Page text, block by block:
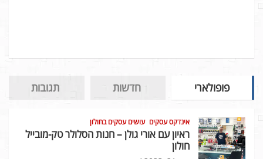
פופולארי חדשות תגובות
אינדקס עסקים עושים עסקים בחולון
ראיון עם אורי גולן – חנות הסלולר טק-מובייל
חולון